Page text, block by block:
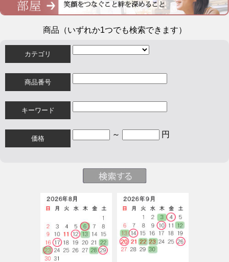
商品（いずれか1つでも検索できます）
カテゴリ
商品番号
キーワード
価格 ～ 円